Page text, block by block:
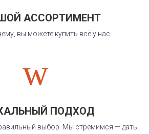
АССОРТИМЕНТ
вы можете купить всё у нас.
w
ПОДХОД
выбор. Мы стремимся — дать